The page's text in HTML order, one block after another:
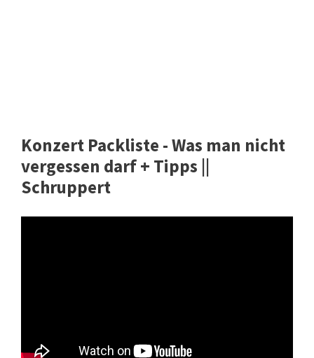
Konzert Packliste - Was man nicht
vergessen darf + Tipps ||
Schruppert